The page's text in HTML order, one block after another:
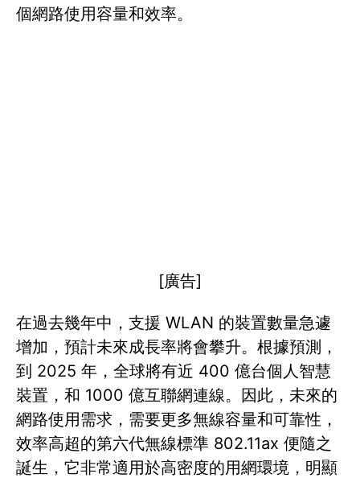
個網路使用容量和效率。
[廣告]
在過去幾年中，支援 WLAN 的裝置數量急遽
增加，預計未來成長率將會攀升。根據預測，
到 2025 年，全球將有近 400 億台個人智慧
裝置，和 1000 億互聯網連線。因此，未來的
網路使用需求，需要更多無線容量和可靠性，
效率高超的第六代無線標準 802.11ax 便隨之
誕生，它非常適用於高密度的用網環境，明顯